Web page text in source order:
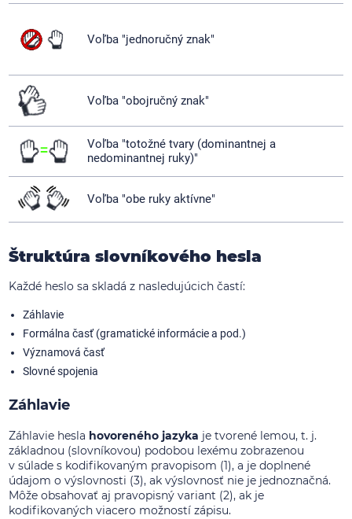
Voľba "jednoručný znak"
Voľba "obojručný znak"
Voľba "totožné tvary (dominantnej a
nedominantnej ruky)"
Voľba "obe ruky aktívne"
Štruktúra slovníkového hesla
Každé heslo sa skladá z nasledujúcich častí:
Záhlavie
Formálna časť (gramatické informácie a pod.)
Významová časť
Slovné spojenia
Záhlavie
Záhlavie hesla hovoreného jazyka je tvorené lemou, t. j.
základnou (slovníkovou) podobou lexému zobrazenou
v súlade s kodifikovaným pravopisom (1), a je doplnené
údajom o výslovnosti (3), ak výslovnosť nie je jednoznačná.
Môže obsahovať aj pravopisný variant (2), ak je
kodifikovaných viacero možností zápisu.